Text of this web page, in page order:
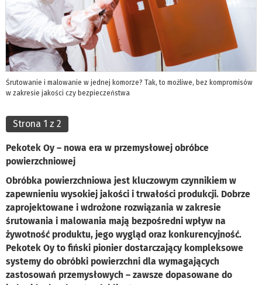
Śrutowanie i malowanie w jednej komorze? Tak, to możliwe, bez kompromisów
w zakresie jakości czy bezpieczeństwa
Strona 1 z 2
Pekotek Oy – nowa era w przemysłowej obróbce
powierzchniowej
Obróbka powierzchniowa jest kluczowym czynnikiem w
zapewnieniu wysokiej jakości i trwałości produkcji. Dobrze
zaprojektowane i wdrożone rozwiązania w zakresie
śrutowania i malowania mają bezpośredni wpływ na
żywotność produktu, jego wygląd oraz konkurencyjność.
Pekotek Oy to fiński pionier dostarczający kompleksowe
systemy do obróbki powierzchni dla wymagających
zastosowań przemysłowych – zawsze dopasowane do